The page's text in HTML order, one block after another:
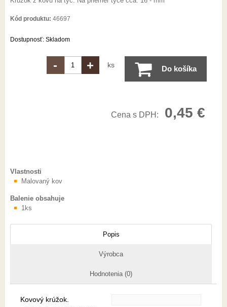
Kód produktu: 46697
Dostupnosť: Skladom
- + ks Do košíka
Cena s DPH: 0,45 €
Vlastnosti
Malovaný kov
Balenie obsahuje
1ks
Popis
Výrobca
Hodnotenia (0)
Kovový krúžok.